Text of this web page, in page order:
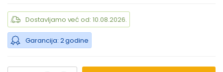
Dostavljamo već od: 10.08.2026.
Garancija: 2 godine